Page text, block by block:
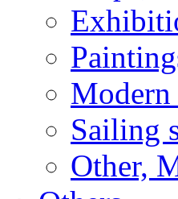
Modern
Sailing
Other,